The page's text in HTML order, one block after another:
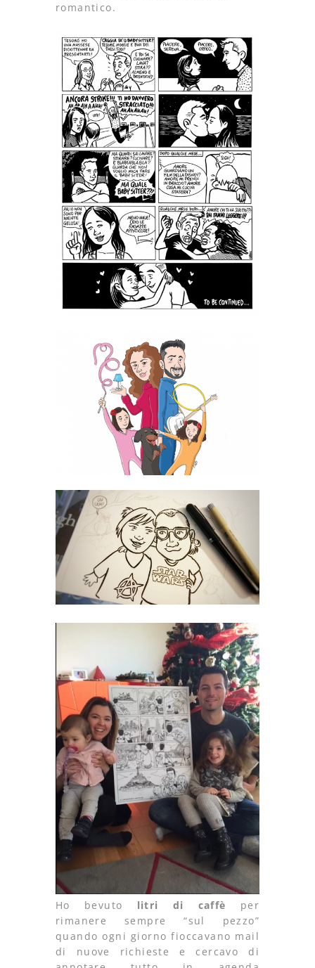
romantico.
Ho bevuto litri di caffè per
rimanere sempre “sul pezzo”
quando ogni giorno fioccavano mail
di nuove richieste e cercavo di